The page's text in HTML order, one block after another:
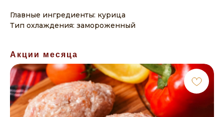
Главные ингредиенты: курица
Тип охлаждения: замороженный
Акции месяца